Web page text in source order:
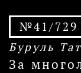
№41/729
Буруль
За